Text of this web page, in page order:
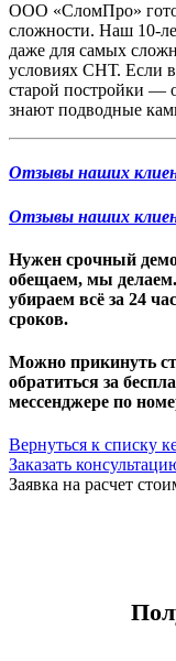
ООО «СломПро»
сложности. Наш 10-
даже для самых
условиях СНТ. Если
старой постройки —
знают подводные
Отзывы наших
Отзывы наших
Нужен срочный
обещаем, мы
убираем всё за 24
сроков.
Можно прикинуть
обратиться за
мессенджере по
Вернуться к списку
Заказать
Заявка на расчет